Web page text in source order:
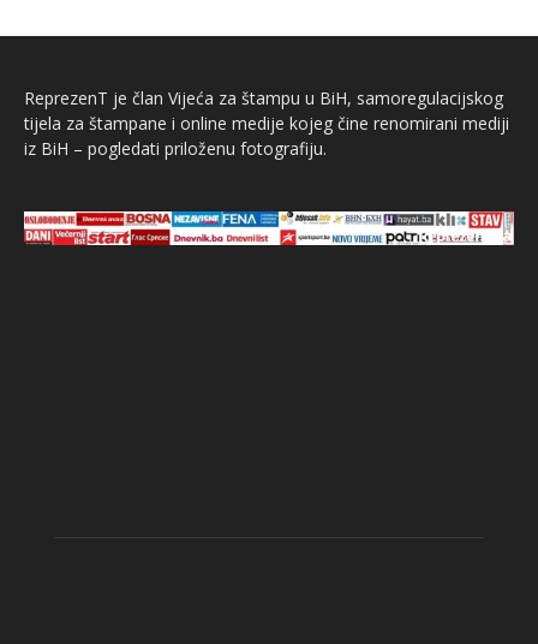
ReprezenT je član Vijeća za štampu u BiH, samoregulacijskog
tijela za štampane i online medije kojeg čine renomirani mediji
iz BiH – pogledati priloženu fotografiju.